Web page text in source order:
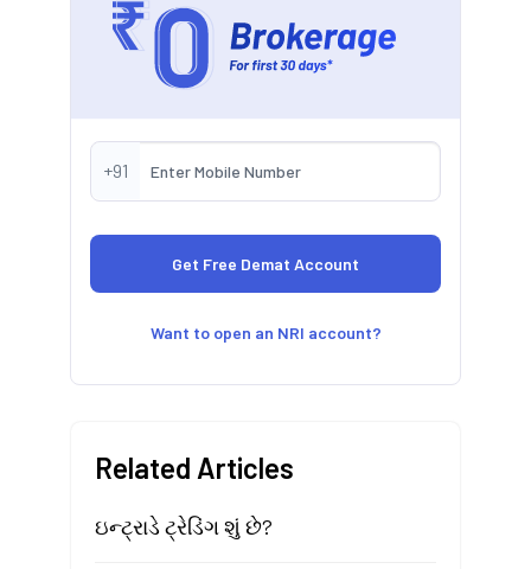
+91
Want to open an NRI account?
Related Articles
ઇન્ટ્રાડે ટ્રેડિંગ શું છે?